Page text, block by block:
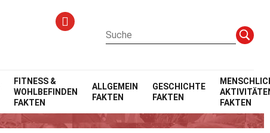
FITNESS &
WOHLBEFINDEN
FAKTEN
ALLGEMEIN
FAKTEN
GESCHICHTE
FAKTEN
FAKTEN